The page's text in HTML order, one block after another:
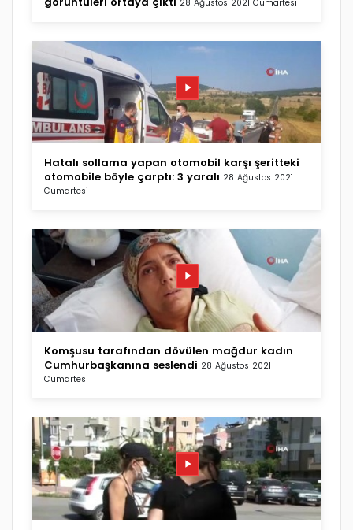
28 Ağustos 2021 Cumartesi
Hatalı sollama yapan otomobil karşı şeritteki
otomobile böyle çarptı: 3 yaralı 28 Ağustos 2021
Cumartesi
Komşusu tarafından dövülen mağdur kadın
Cumhurbaşkanına seslendi 28 Ağustos 2021
Cumartesi